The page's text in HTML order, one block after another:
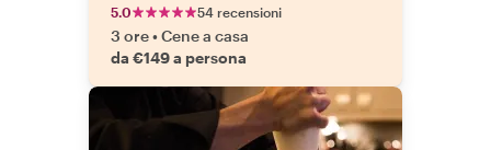
5.0 54 recensioni
3 ore•Cene a casa
da €149 a persona